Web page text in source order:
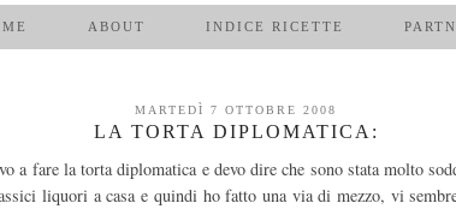
ABOUT INDICE RICETTE
MARTEDÌ 7 OTTOBRE 2008
LA TORTA DIPLOMATICA:
a fare la torta diplomatica e devo dire che sono stata molto
liquori a casa e quindi ho fatto una via di mezzo, vi